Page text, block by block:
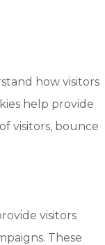
how visitors
help provide
visitors, bounce
visitors
These